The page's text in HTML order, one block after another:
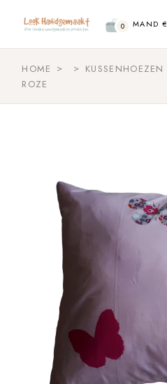
content
0 MAND €
HOME KUSSENHOEZEN
ROZE